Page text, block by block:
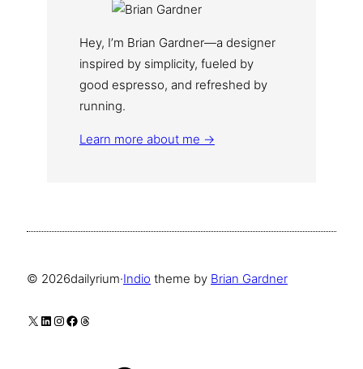
Hey, I’m Brian Gardner—a designer
inspired by simplicity, fueled by
good espresso, and refreshed by
running.
Learn more about me →
© 2026dailyrium·Indio theme by Brian Gardner
X LinkedIn
Instagram
Facebook
Threads